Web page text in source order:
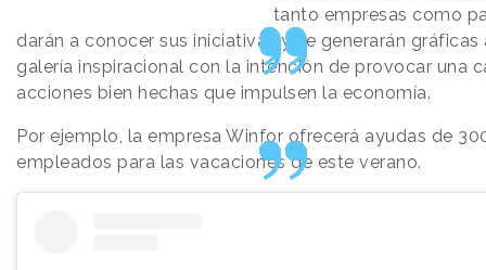
tanto empresas como
darán a conocer sus iniciativas y se generarán
galería inspiracional con la intención de provocar una
acciones bien hechas que impulsen la economía.
Por ejemplo, la empresa Winfor ofrecerá ayudas de
empleados para las vacaciones de este verano.